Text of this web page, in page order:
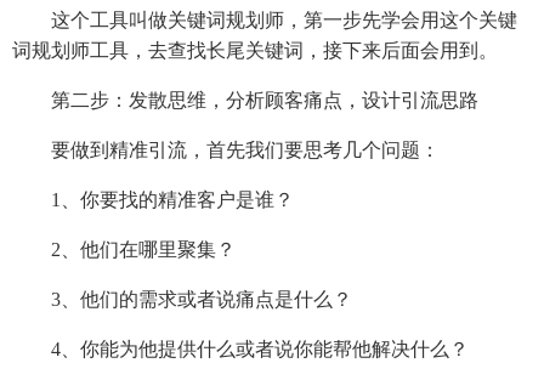
这个工具叫做关键词规划师，第一步先学会用这个关键
词规划师工具，去查找长尾关键词，接下来后面会用到。
第二步：发散思维，分析顾客痛点，设计引流思路
要做到精准引流，首先我们要思考几个问题：
1、你要找的精准客户是谁？
2、他们在哪里聚集？
3、他们的需求或者说痛点是什么？
4、你能为他提供什么或者说你能帮他解决什么？